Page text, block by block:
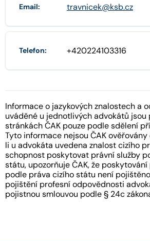
Email: travnicek@ksb.cz
Telefon: +420224103316
Informace o jazykových znalostech a
uváděné u jednotlivých advokátů jsou
stránkách ČAK pouze podle sdělení
Tyto informace nejsou ČAK
li u advokáta uvedena znalost cizího
schopnost poskytovat právní služby
státu, upozorňuje ČAK, že
podle práva cizího státu není
pojištění profesní odpovědnosti
pojistnou smlouvou podle § 24c